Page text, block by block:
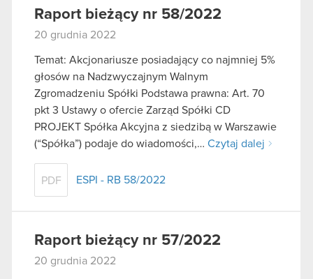
Raport bieżący nr 58/2022
20 grudnia 2022
Temat: Akcjonariusze posiadający co najmniej 5%
głosów na Nadzwyczajnym Walnym
Zgromadzeniu Spółki Podstawa prawna: Art. 70
pkt 3 Ustawy o ofercie Zarząd Spółki CD
PROJEKT Spółka Akcyjna z siedzibą w Warszawie
(“Spółka”) podaje do wiadomości,… Czytaj dalej
PDF ESPI - RB 58/2022
Raport bieżący nr 57/2022
20 grudnia 2022